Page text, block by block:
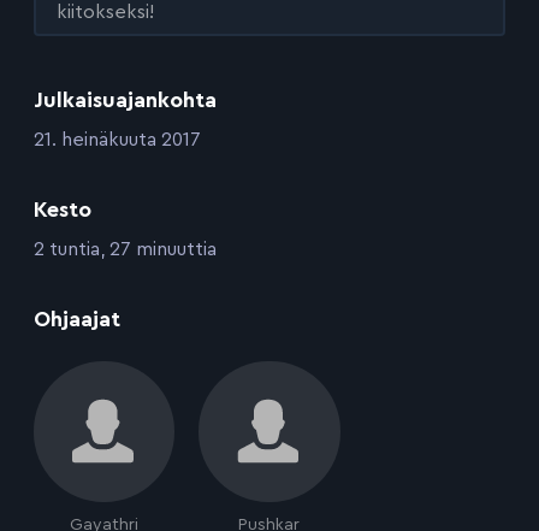
Julkaisuajankohta
:21. heinäkuuta 2017
Kesto
:2 tuntia, 27 minuuttia
Ohjaajat
Gayathri Pushkar
kiitokseksi!